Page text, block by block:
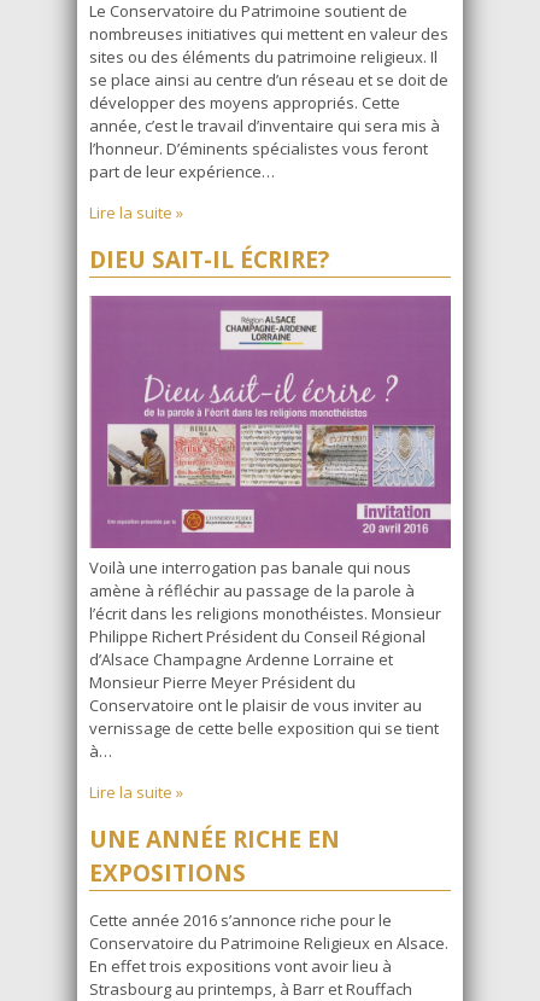
Le Conservatoire du Patrimoine soutient de
nombreuses initiatives qui mettent en valeur des
sites ou des éléments du patrimoine religieux. Il
se place ainsi au centre d’un réseau et se doit de
développer des moyens appropriés. Cette
année, c’est le travail d’inventaire qui sera mis à
l’honneur. D’éminents spécialistes vous feront
part de leur expérience…
Lire la suite »
DIEU SAIT-IL ÉCRIRE?
Voilà une interrogation pas banale qui nous
amène à réfléchir au passage de la parole à
l’écrit dans les religions monothéistes. Monsieur
Philippe Richert Président du Conseil Régional
d’Alsace Champagne Ardenne Lorraine et
Monsieur Pierre Meyer Président du
Conservatoire ont le plaisir de vous inviter au
vernissage de cette belle exposition qui se tient
à…
Lire la suite »
UNE ANNÉE RICHE EN
EXPOSITIONS
Cette année 2016 s’annonce riche pour le
Conservatoire du Patrimoine Religieux en Alsace.
En effet trois expositions vont avoir lieu à
Strasbourg au printemps, à Barr et Rouffach